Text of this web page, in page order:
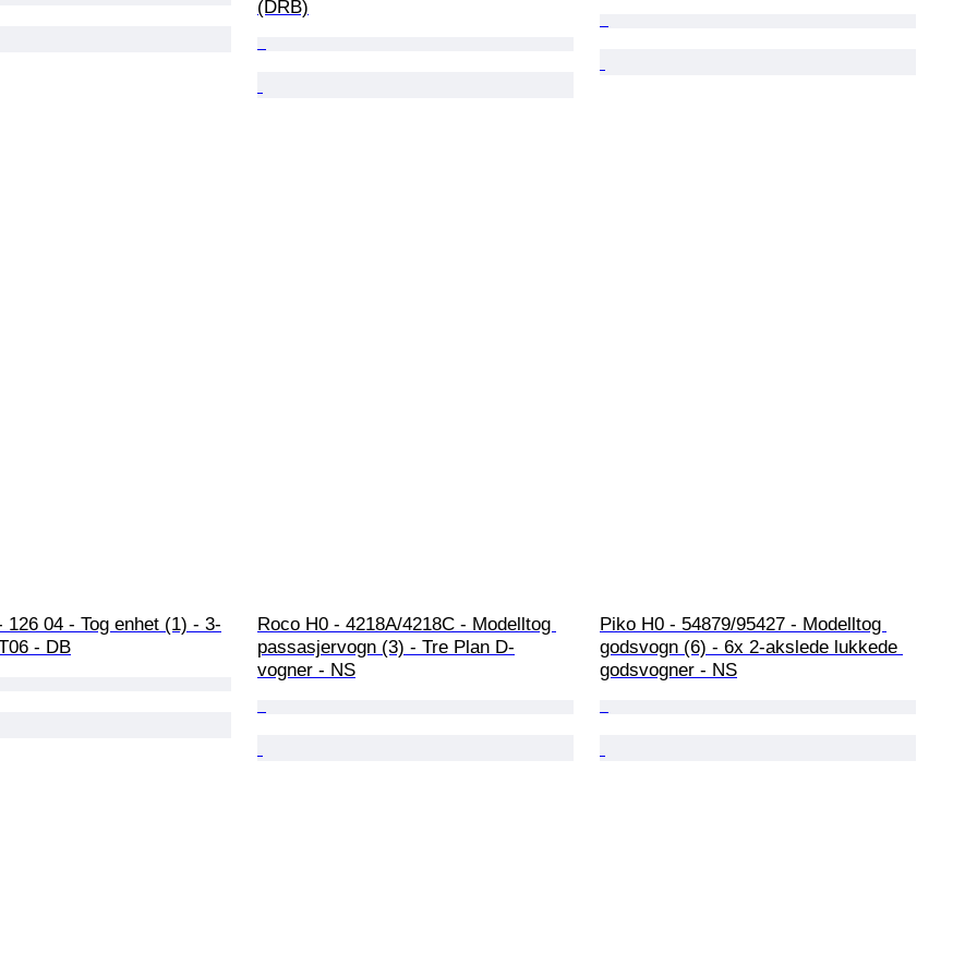
(DRB)
126 04 - Tog enhet (1) - 3-
- DB
Roco H0 - 4218A/4218C - Modelltog
passasjervogn (3) - Tre Plan D-
vogner - NS
Piko H0 - 54879/95427 - Modelltog
godsvogn (6) - 6x 2-akslede lukkede
godsvogner - NS